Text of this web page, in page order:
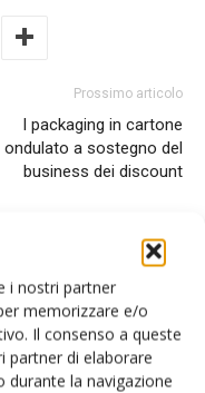
i nostri partner
memorizzare e/o
Il consenso a queste
partner di elaborare
la navigazione
Prossimo articolo
I packaging in cartone
ondulato a sostegno del
business dei discount